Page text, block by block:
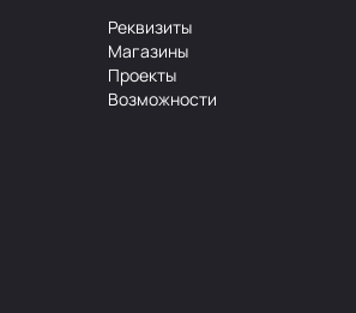
Реквизиты
Магазины
Проекты
Возможности